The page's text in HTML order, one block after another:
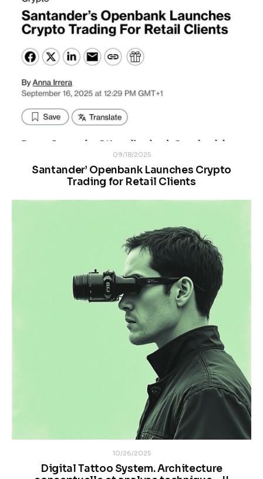
09/18/2025
Santander’ Openbank Launches Crypto
Trading for Retail Clients
10/26/2025
Digital Tattoo System. Architecture